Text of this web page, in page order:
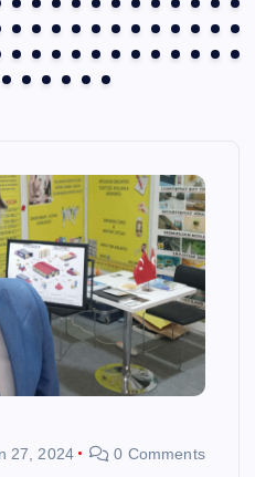
27, 2024 0 Comments